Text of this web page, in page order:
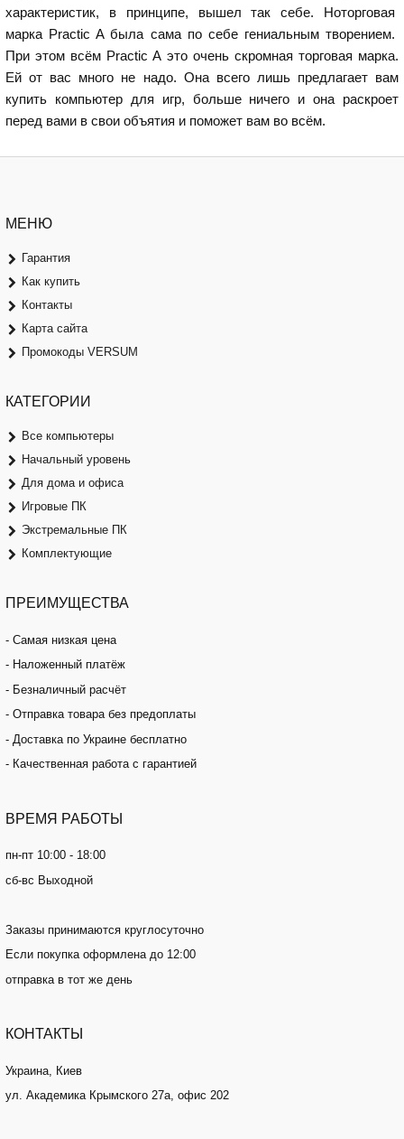
характеристик, в принципе, вышел так себе. Ноторговая
марка Practic A была сама по себе гениальным творением.
При этом всём Practic A это очень скромная торговая марка.
Ей от вас много не надо. Она всего лишь предлагает вам
купить компьютер для игр, больше ничего и она раскроет
перед вами в свои объятия и поможет вам во всём.
МЕНЮ
Гарантия
Как купить
Контакты
Карта сайта
Промокоды VERSUM
КАТЕГОРИИ
Все компьютеры
Начальный уровень
Для дома и офиса
Игровые ПК
Экстремальные ПК
Комплектующие
ПРЕИМУЩЕСТВА
- Самая низкая цена
- Наложенный платёж
- Безналичный расчёт
- Отправка товара без предоплаты
- Доставка по Украине бесплатно
- Качественная работа с гарантией
ВРЕМЯ РАБОТЫ
пн-пт 10:00 - 18:00
сб-вс Выходной
Заказы принимаются круглосуточно
Если покупка оформлена до 12:00
отправка в тот же день
КОНТАКТЫ
Украина, Киев
ул. Академика Крымского 27а, офис 202